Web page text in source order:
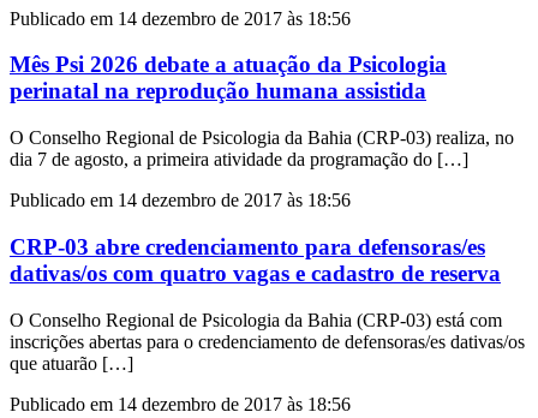
Publicado em 14 dezembro de 2017 às 18:56
Mês Psi 2026 debate a atuação da Psicologia
perinatal na reprodução humana assistida
O Conselho Regional de Psicologia da Bahia (CRP-03) realiza, no
dia 7 de agosto, a primeira atividade da programação do […]
Publicado em 14 dezembro de 2017 às 18:56
CRP-03 abre credenciamento para defensoras/es
dativas/os com quatro vagas e cadastro de reserva
O Conselho Regional de Psicologia da Bahia (CRP-03) está com
inscrições abertas para o credenciamento de defensoras/es dativas/os
que atuarão […]
Publicado em 14 dezembro de 2017 às 18:56